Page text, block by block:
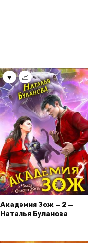
Академия Зож — 2 —
Наталья Буланова